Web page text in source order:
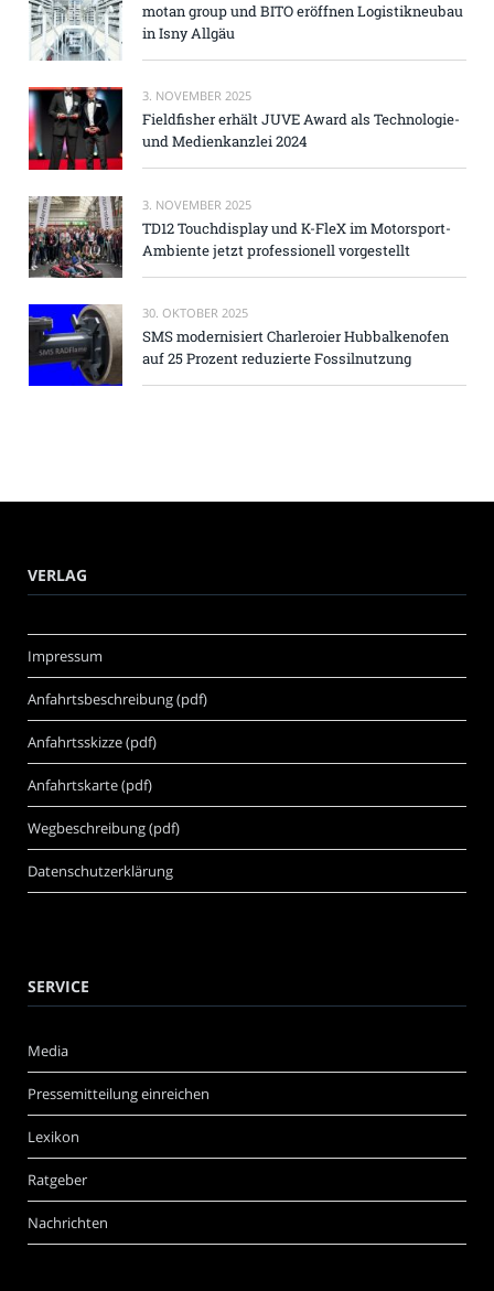
motan group und BITO eröffnen Logistikneubau
in Isny Allgäu
3. NOVEMBER 2025
Fieldfisher erhält JUVE Award als Technologie-
und Medienkanzlei 2024
3. NOVEMBER 2025
TD12 Touchdisplay und K-FleX im Motorsport-
Ambiente jetzt professionell vorgestellt
30. OKTOBER 2025
SMS modernisiert Charleroier Hubbalkenofen
auf 25 Prozent reduzierte Fossilnutzung
VERLAG
Impressum
Anfahrtsbeschreibung (pdf)
Anfahrtsskizze (pdf)
Anfahrtskarte (pdf)
Wegbeschreibung (pdf)
Datenschutzerklärung
SERVICE
Media
Pressemitteilung einreichen
Lexikon
Ratgeber
Nachrichten